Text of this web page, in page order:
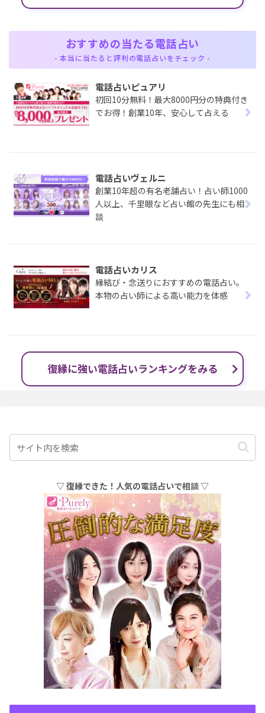
おすすめの当たる電話占い
- 本当に当たると評判の電話占いをチェック -
電話占いピュアリ
初回10分無料！最大8000円分の特典付き
でお得！創業10年、安心して占える
電話占いヴェルニ
創業10年超の有名老舗占い！占い師1000
人以上、千里眼など占い館の先生にも相
談
電話占いカリス
縁結び・念送りにおすすめの電話占い。
本物の占い師による高い能力を体感
復縁に強い電話占いランキングをみる
▽ 復縁できた！人気の電話占いで相談 ▽